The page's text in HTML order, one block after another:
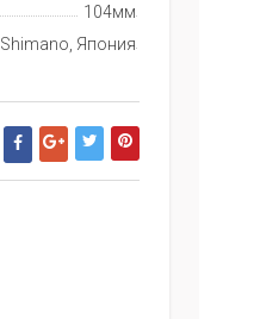
104мм
Shimano, Япония